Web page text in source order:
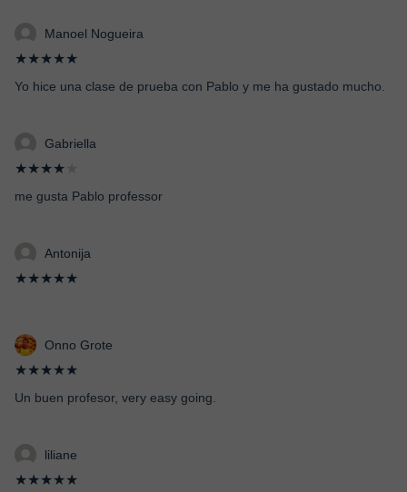
Manoel Nogueira
★★★★★
Yo hice una clase de prueba con Pablo y me ha gustado mucho.
Gabriella
★★★★
me gusta Pablo professor
Antonija
★★★★★
Onno Grote
★★★★★
Un buen profesor, very easy going.
liliane
★★★★★